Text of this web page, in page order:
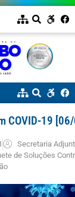
COVID-19
Secretaria
de Soluções